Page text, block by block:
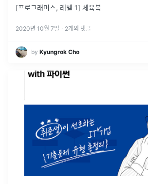
[프로그래머스, 레벨 1] 체육복
2020년 10월 7일 · 2개의 댓글
by Kyungrok Cho